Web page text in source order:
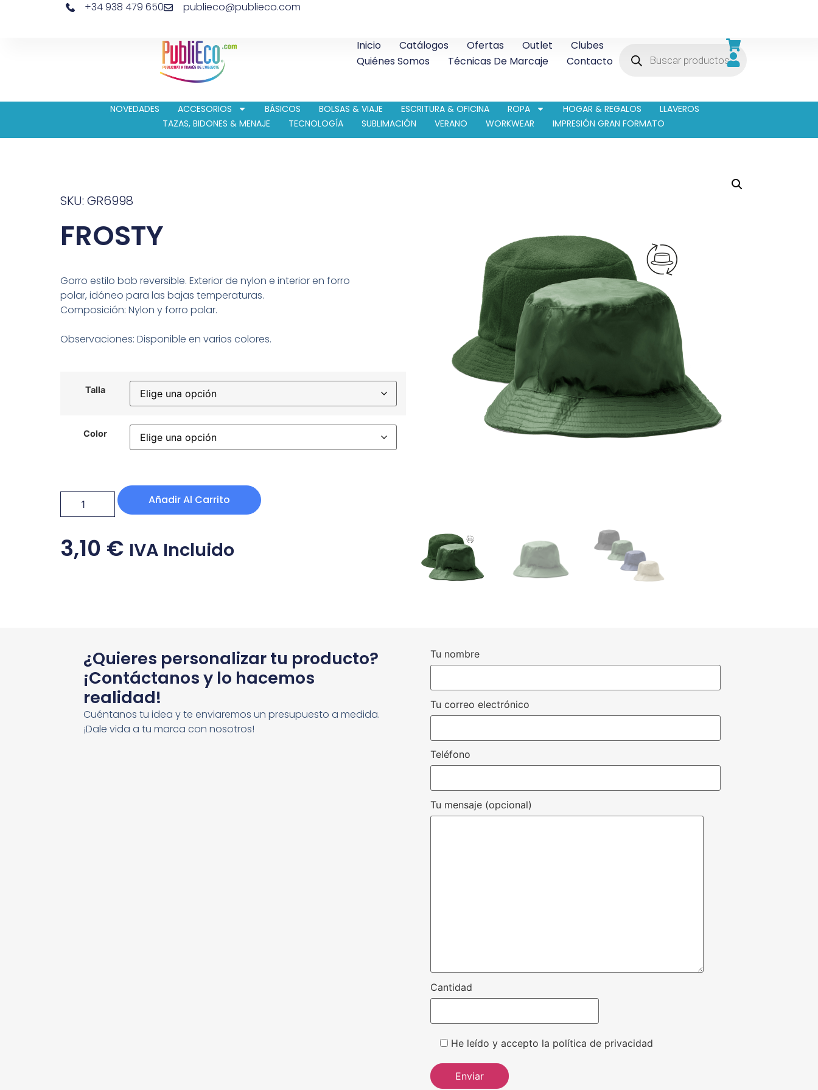
+34 938 479 650 publieco@publieco.com
Inicio Catálogos Ofertas Outlet
Clubes
Quiénes Somos
Técnicas De Marcaje Contacto
NOVEDADES ACCESORIOS BÁSICOS BOLSAS & VIAJE ESCRITURA & OFICINA ROPA HOGAR & REGALOS
LLAVEROS
TAZAS, BIDONES & MENAJE
TECNOLOGÍA SUBLIMACIÓN VERANO WORKWEAR IMPRESIÓN GRAN FORMATO
SKU: GR6998
FROSTY
Gorro estilo bob reversible. Exterior de nylon e interior en forro
polar, idóneo para las bajas temperaturas.
Composición: Nylon y forro polar.
Observaciones: Disponible en varios colores.
Talla
Color
Añadir Al Carrito
3,10 € IVA Incluido
¿Quieres personalizar tu producto?
¡Contáctanos y lo hacemos
realidad!
Cuéntanos tu idea y te enviaremos un presupuesto a medida.
¡Dale vida a tu marca con nosotros!
Tu nombre
Tu correo electrónico
Teléfono
Tu mensaje (opcional)
Cantidad
He leído y accepto la política de privacidad